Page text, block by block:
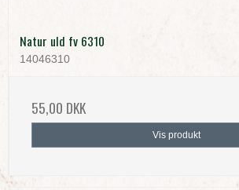
Natur uld fv 6310
14046310
55,00 DKK
Vis produkt